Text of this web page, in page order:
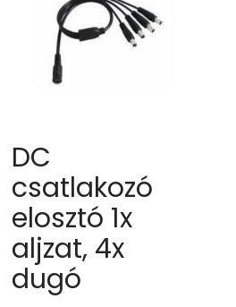
DC
csatlakozó
elosztó 1x
aljzat, 4x
dugó